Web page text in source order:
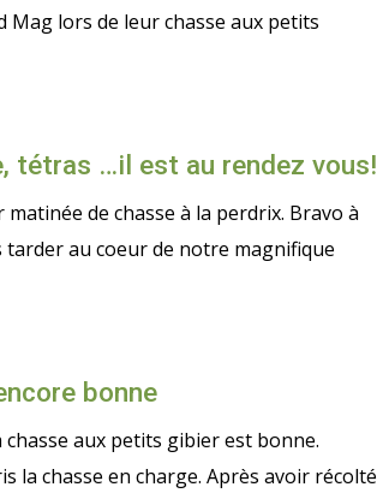
Mag lors de leur chasse aux petits
tétras …il est au rendez vous!
de chasse à la perdrix. Bravo à
tarder au coeur de notre magnifique
bonne
aux petits gibier est bonne.
la chasse en charge. Après avoir récolté